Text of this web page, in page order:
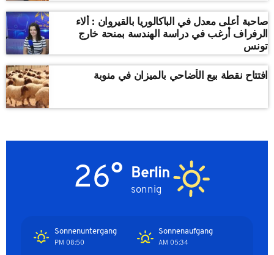
صاحبة أعلى معدل في الباكالوريا بالقيروان : ألاء
الرفراف أرغب في دراسة الهندسة بمنحة خارج
تونس
افتتاح نقطة بيع الأضاحي بالميزان في منوبة
Berlin
sonnig
26°
Sonnenaufgang
05:34 AM
Sonnenuntergang
08:50 PM